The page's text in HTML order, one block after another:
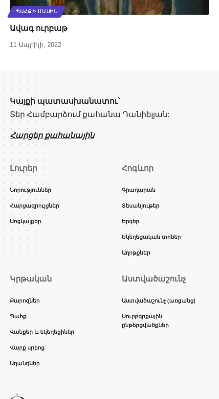
ՊԱՀՔԻ ՄԱՍԻՆ
Ավագ ուրբաթ
11 Ապրիլի, 2022
Կայքի պատասխանատու՝
Տեր Համբարձում քահանա Դանիելյան:
Հարցեր քահանային
Լուրեր
Նորություններ
Հարցազրույցներ
Սոցկայքեր
Հոգևոր
Գրադարան
Տեսանյութեր
Երգեր
Եկեղեցական տոներ
Աղոթքներ
Կրթական
Քարոզներ
Պահք
Վանքեր և եկեղեցիներ
Վարք սրբոց
Աղանդներ
Աստվածաշունչ
Աստվածաշունչ (առցանց)
Սուրբգրքային
ընթերցվածքներ